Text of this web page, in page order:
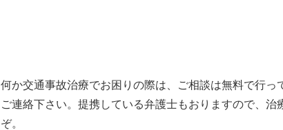
何か交通事故治療でお困りの際は、ご相談は無料で行っ
ご連絡下さい。提携している弁護士もおりますので、治
ぞ。